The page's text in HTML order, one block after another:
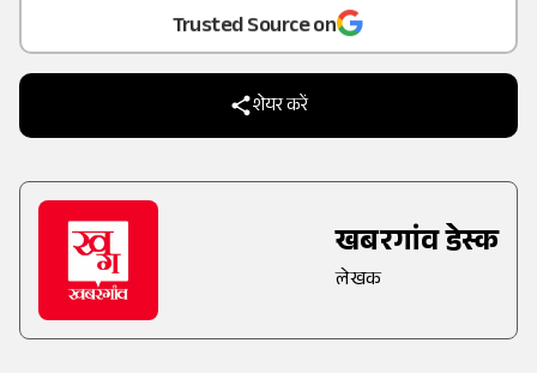
Trusted Source on
शेयर करें
खबरगांव डेस्क
लेखक